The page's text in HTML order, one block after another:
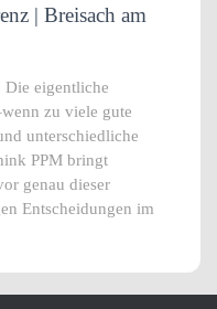
| Breisach am
Die eigentliche
zu viele gute
unterschiedliche
PPM bringt
genau dieser
Entscheidungen im